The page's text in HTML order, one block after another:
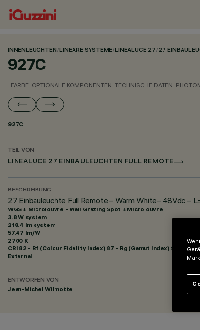
INNENLEUCHTEN/LINEARE SYSTEME/LINEALUCE 27/27
927C
FARBE OPTIONALE KOMPONENTEN TECHNISCHE DATEN
927C
TEIL VON
LINEALUCE 27 EINBAULEUCHTEN FULL REMOTE
BESCHREIBUNG
27 Einbauleuchte Full Remote – Warm White– 48Vdc –
WGS + Microlouvre - Wall Grazing Spot + Microlouvre
3.8 W system
218.4 lm system
57.47 lm/W
2700 K
CRI 82 - Rf (Colour Fidelity Index) 87 - Rg (Gamut Index) 95
External
ENTWORFEN VON
Jean-Michel Wilmotte